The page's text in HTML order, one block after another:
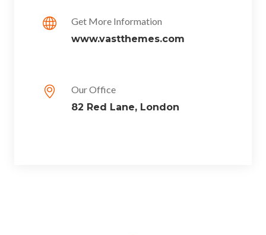
Get More Information
www.vastthemes.com
Our Office
82 Red Lane, London